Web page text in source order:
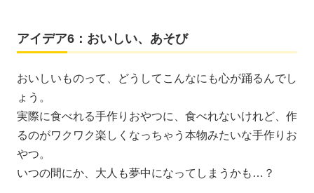
アイデア6：おいしい、あそび
おいしいものって、どうしてこんなにも心が踊るんでし
ょう。
実際に食べれる手作りおやつに、食べれないけれど、作
るのがワクワク楽しくなっちゃう本物みたいな手作りお
やつ。
いつの間にか、大人も夢中になってしまうかも…？